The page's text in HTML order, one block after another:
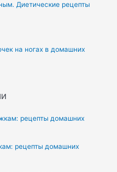
Диетические рецепты
на ногах в домашних
рецепты домашних
рецепты домашних